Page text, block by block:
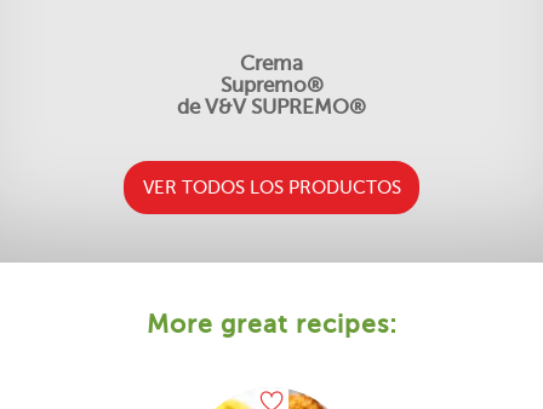
Crema
Supremo®
de V&V SUPREMO®
VER TODOS LOS PRODUCTOS
More great recipes: